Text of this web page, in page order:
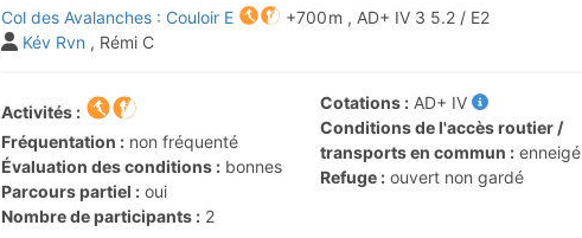
Col des Avalanches : Couloir E +700 m , AD+ IV 3 5.2 / E2
Kév Rvn , Rémi C
Activités
Fréquentation
non fréquenté
Évaluation des conditions
bonnes
Parcours partiel
oui
Nombre de participants
2
Cotations AD+ IV
Conditions de l'accès routier /
transports en commun
enneigé
Refuge
ouvert non gardé